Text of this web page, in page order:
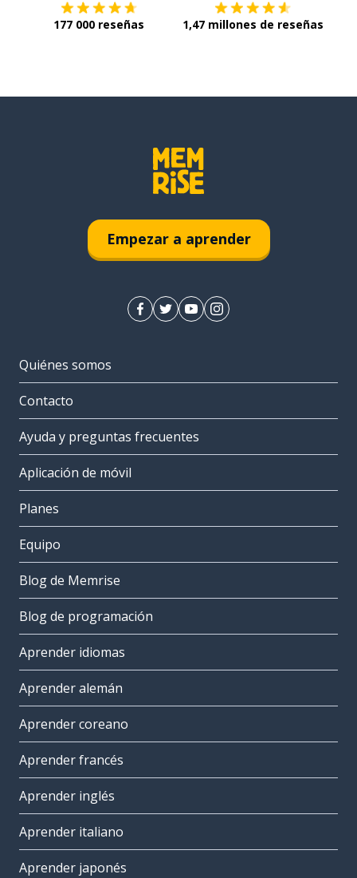
177 000 reseñas 1,47 millones de reseñas
Empezar a aprender
Quiénes somos
Contacto
Ayuda y preguntas frecuentes
Aplicación de móvil
Planes
Equipo
Blog de Memrise
Blog de programación
Aprender idiomas
Aprender alemán
Aprender coreano
Aprender francés
Aprender inglés
Aprender italiano
Aprender japonés